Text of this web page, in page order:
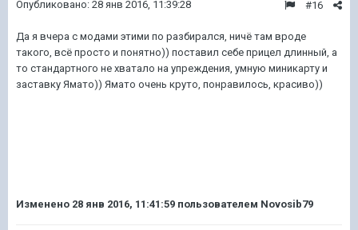
#16
Опубликовано: 28 янв 2016, 11:39:28
Да я вчера с модами этими по разбирался, ничё там вроде
такого, всё просто и понятно)) поставил себе прицел длинный, а
то стандартного не хватало на упреждения, умную миникарту и
заставку Ямато)) Ямато очень круто, понравилось, красиво))
Изменено 28 янв 2016, 11:41:59 пользователем Novosib79